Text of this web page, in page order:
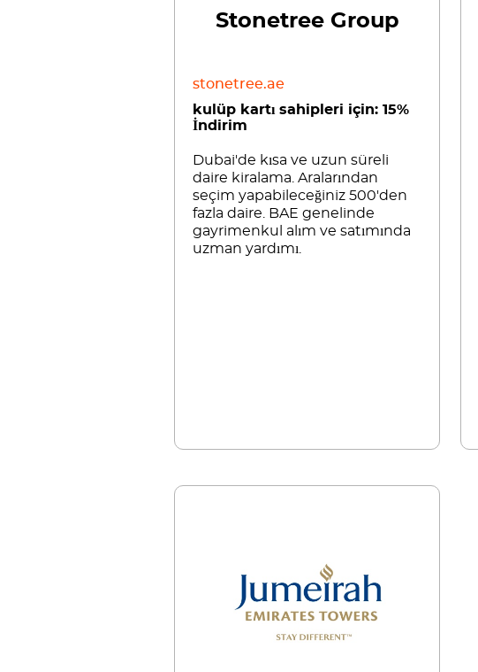
Stonetree Group
stonetree.ae
kulüp kartı sahipleri için: 15%
İndirim
Dubai'de kısa ve uzun süreli
daire kiralama. Aralarından
seçim yapabileceğiniz 500'den
fazla daire. BAE genelinde
gayrimenkul alım ve satımında
uzman yardımı.